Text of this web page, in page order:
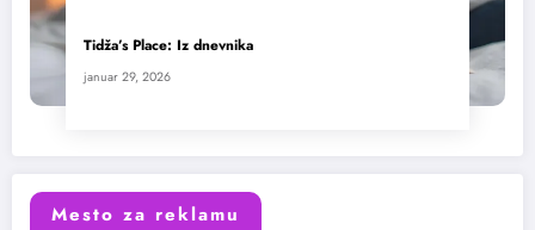
Tidža’s Place: Iz dnevnika
januar 29, 2026
Mesto za reklamu